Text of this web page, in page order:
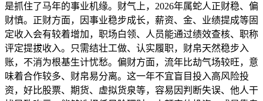
是抓住了马年的事业机缘。财气上，2026年属蛇人正财稳、偏
财慎。正财方面，因事业稳步成长，薪资、金、业绩提成等固
定收入会有较着增加，职场白领、人员能通过绩效查核、职称
评定提拔收入。只需结壮工做、认实履职，财帛天然稳步入
账，不消为根基生计忧愁。偏财方面，流年比劫气场较旺，意
味着合作较多、财帛易分离。这一年不宜盲目投入高风险投
资，好比股票、期货、虚拟货泉等，容易因判断失误、他人干